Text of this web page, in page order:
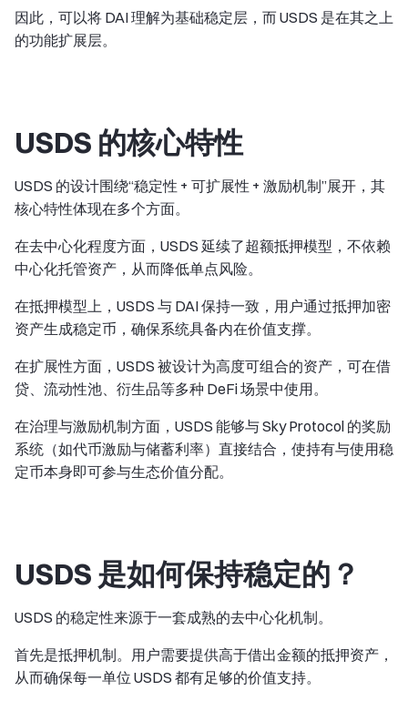
因此，可以将 DAI 理解为基础稳定层，而 USDS 是在其之上
的功能扩展层。
USDS 的核心特性
USDS 的设计围绕“稳定性 + 可扩展性 + 激励机制”展开，其
核心特性体现在多个方面。
在去中心化程度方面，USDS 延续了超额抵押模型，不依赖
中心化托管资产，从而降低单点风险。
在抵押模型上，USDS 与 DAI 保持一致，用户通过抵押加密
资产生成稳定币，确保系统具备内在价值支撑。
在扩展性方面，USDS 被设计为高度可组合的资产，可在借
贷、流动性池、衍生品等多种 DeFi 场景中使用。
在治理与激励机制方面，USDS 能够与 Sky Protocol 的奖励
系统（如代币激励与储蓄利率）直接结合，使持有与使用稳
定币本身即可参与生态价值分配。
USDS 是如何保持稳定的？
USDS 的稳定性来源于一套成熟的去中心化机制。
首先是抵押机制。用户需要提供高于借出金额的抵押资产，
从而确保每一单位 USDS 都有足够的价值支持。